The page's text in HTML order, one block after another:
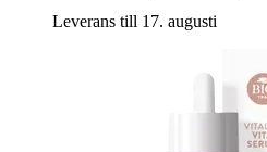
Leverans till 17. augusti